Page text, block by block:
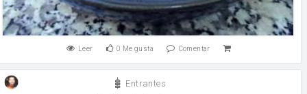
Leer 0 Me gusta Comentar
Entrantes